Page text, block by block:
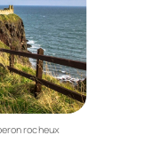
rocheux